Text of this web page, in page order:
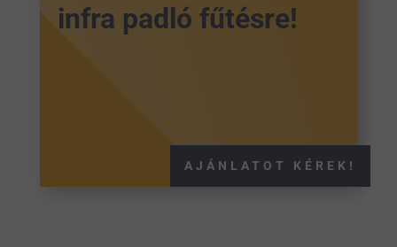
infra padló fűtésre!
AJÁNLATOT KÉREK!